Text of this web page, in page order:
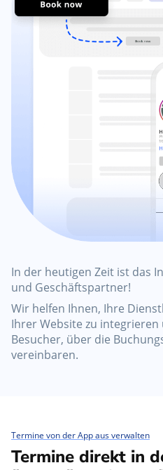
In der heutigen Zeit ist das
und Geschäftspartner!
Wir helfen Ihnen, Ihre
Ihrer Website zu
Besucher, über die
vereinbaren.
Termine von der App aus verwalten
Termine direkt in